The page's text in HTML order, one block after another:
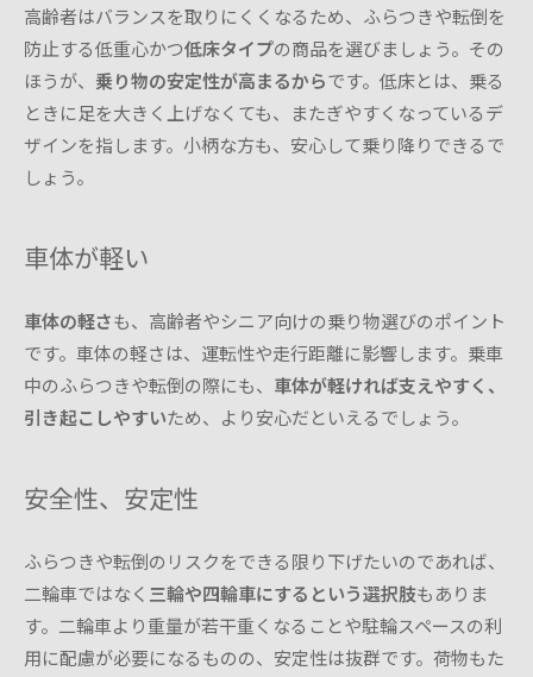
高齢者はバランスを取りにくくなるため、ふらつきや転倒を
防止する低重心かつ低床タイプの商品を選びましょう。その
ほうが、 乗り物の安定性が高まるからです。低床とは、乗る
ときに足を大きく上げなくても、またぎやすくなっているデ
ザインを指します。小柄な方も、安心して乗り降りできるで
しょう。
車体が軽い
車体の軽さも、高齢者やシニア向けの乗り物選びのポイント
です。車体の軽さは、運転性や走行距離に影響します。乗車
中のふらつきや転倒の際にも、 車体が軽ければ支えやすく、
引き起こしやすいため、より安心だといえるでしょう。
安全性、安定性
ふらつきや転倒のリスクをできる限り下げたいのであれば、
二輪車ではなく 三輪や四輪車にするという選択肢もありま
す。二輪車より重量が若干重くなることや駐輪スペースの利
用に配慮が必要になるものの、安定性は抜群です。荷物もた